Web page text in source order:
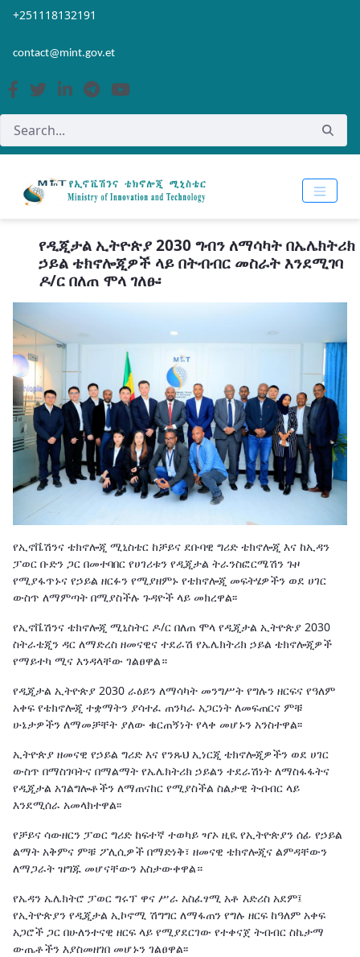
Skip to Main Content
Open Accessibility Menu
+251118132191
contact@mint.gov.et
የዲጂታል ኢትዮጵያ 2030 ግብን ለማሳካት በኤሌክትሪክ
ኃይል ቴክኖሎጂዎች ላይ በትብብር መስራት እንደሚገባ
ዶ/ር በለጠ ሞላ ገለፁ፡
የኢኖቬሽንና ቴክኖሎጂ ሚኒስቴር ከቻይና ደቡባዊ ግሪድ ቴክኖሎጂ እና ከኢዳን
ፓወር ቡድን ጋር በመተባበር የሀገሪቱን የዲጂታል ትራንስፎርሜሽን ጉዞ
የሚያፋጥኑና የኃይል ዘርፉን የሚያዘምኑ የቴክኖሎጂ መፍትሄዎችን ወደ ሀገር
ውስጥ ለማምጣት በሚያስችሉ ጉዳዮች ላይ መክረዋል፡፡
የኢኖቬሽንና ቴክኖሎጂ ሚኒስትር ዶ/ር በለጠ ሞላ የዲጂታል ኢትዮጵያ 2030
ስትራቴጂን ዳር ለማድረስ ዘመናዊና ተደራሽ የኤሌክትሪክ ኃይል ቴክኖሎጂዎች
የማይተካ ሚና እንዳላቸው ገልፀዋል።
የዲጂታል ኢትዮጵያ 2030 ራዕይን ለማሳካት መንግሥት የግሉን ዘርፍና የዓለም
አቀፍ የቴክኖሎጂ ተቋማትን ያሳተፈ ጠንካራ አጋርነት ለመፍጠርና ምቹ
ሁኔታዎችን ለማመቻቸት ያለው ቁርጠኝነት የላቀ መሆኑን አንስተዋል፡፡
ኢትዮጵያ ዘመናዊ የኃይል ግሪድ እና የንጹህ ኢነርጂ ቴክኖሎጂዎችን ወደ ሀገር
ውስጥ በማስገባትና በማልማት የኤሌክትሪክ ኃይልን ተደራሽነት ለማስፋፋትና
የዲጂታል አገልግሎቶችን ለማጠናከር የሚያስችል ስልታዊ ትብብር ላይ
እንደሚሰራ አመላክተዋል፡፡
የቻይና ሳውዘርን ፓወር ግሪድ ከፍተኛ ተወካይ ዣኦ ዚዪ የኢትዮጵያን ሰፊ የኃይል
ልማት አቅምና ምቹ ፖሊሲዎች በማድነቅ፣ ዘመናዊ ቴክኖሎጂና ልምዳቸውን
ለማጋራት ዝግጁ መሆናቸውን አስታውቀዋል።
የኤዳን ኤሌክትሮ ፓወር ግሩፕ ዋና ሥራ አስፈፃሚ አቶ እድሪስ አደም፤
የኢትዮጵያን የዲጂታል ኢኮኖሚ ሽግግር ለማፋጠን የግሉ ዘርፍ ከዓለም አቀፍ
አጋሮች ጋር በሁለንተናዊ ዘርፍ ላይ የሚያደርገው የተቀናጀ ትብብር ስኬታማ
ውጤቶችን እያስመዘገበ መሆኑን ገልፀዋል፡፡